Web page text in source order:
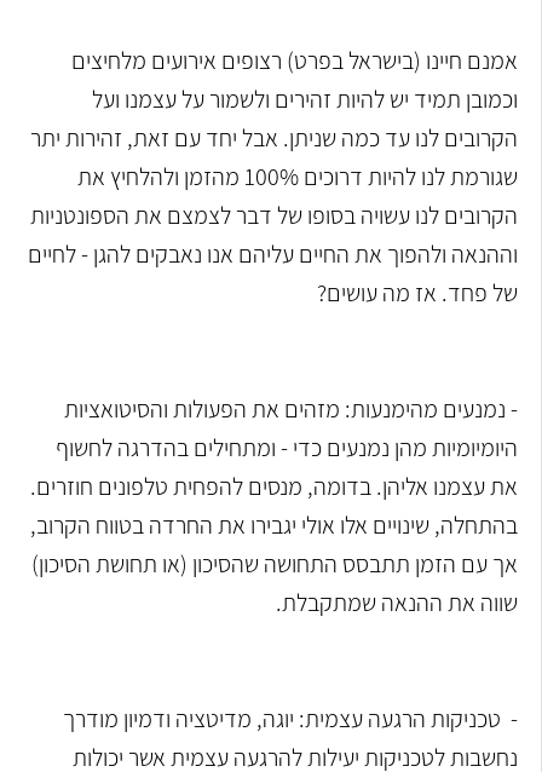
אמנם חיינו (בישראל בפרט) רצופים אירועים מלחיצים
וכמובן תמיד יש להיות זהירים ולשמור על עצמנו ועל
הקרובים לנו עד כמה שניתן. אבל יחד עם זאת, זהירות יתר
שגורמת לנו להיות דרוכים 100% מהזמן ולהלחיץ את
הקרובים לנו עשויה בסופו של דבר לצמצם את הספונטניות
וההנאה ולהפוך את החיים עליהם אנו נאבקים להגן - לחיים
של פחד. אז מה עושים?
- נמנעים מהימנעות: מזהים את הפעולות והסיטואציות
היומיומיות מהן נמנעים כדי - ומתחילים בהדרגה לחשוף
את עצמנו אליהן. בדומה, מנסים להפחית טלפונים חוזרים.
בהתחלה, שינויים אלו אולי יגבירו את החרדה בטווח הקרוב,
אך עם הזמן תתבסס התחושה שהסיכון (או תחושת הסיכון)
שווה את ההנאה שמתקבלת.
- טכניקות הרגעה עצמית: יוגה, מדיטציה ודמיון מודרך
נחשבות לטכניקות יעילות להרגעה עצמית אשר יכולות